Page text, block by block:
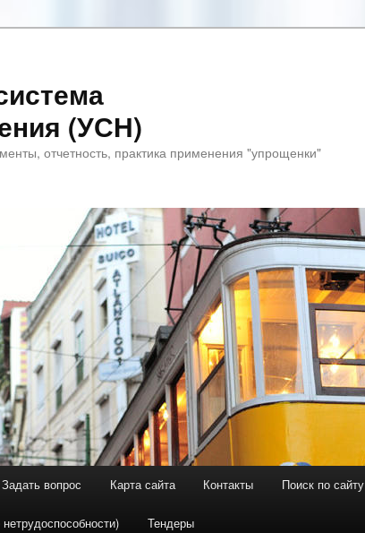
(УСН)
отчетность, практика применения "упрощенки"
содержимому
Задать вопрос Карта сайта Контакты Поиск по сайту
Тендеры